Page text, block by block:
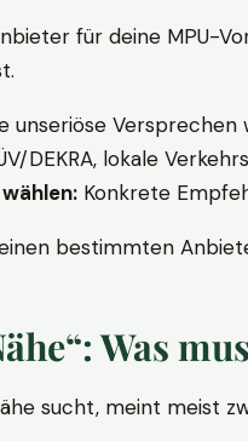
für deine MPU-
unseriöse Versprechen
DEKRA, lokale
Konkrete
bestimmten
Was
sucht, meint meist